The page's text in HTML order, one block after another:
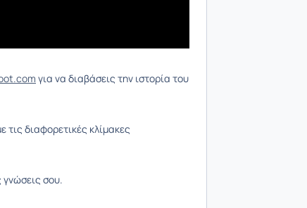
για να διαβάσεις την ιστορία του
διαφορετικές κλίμακες
γνώσεις σου.